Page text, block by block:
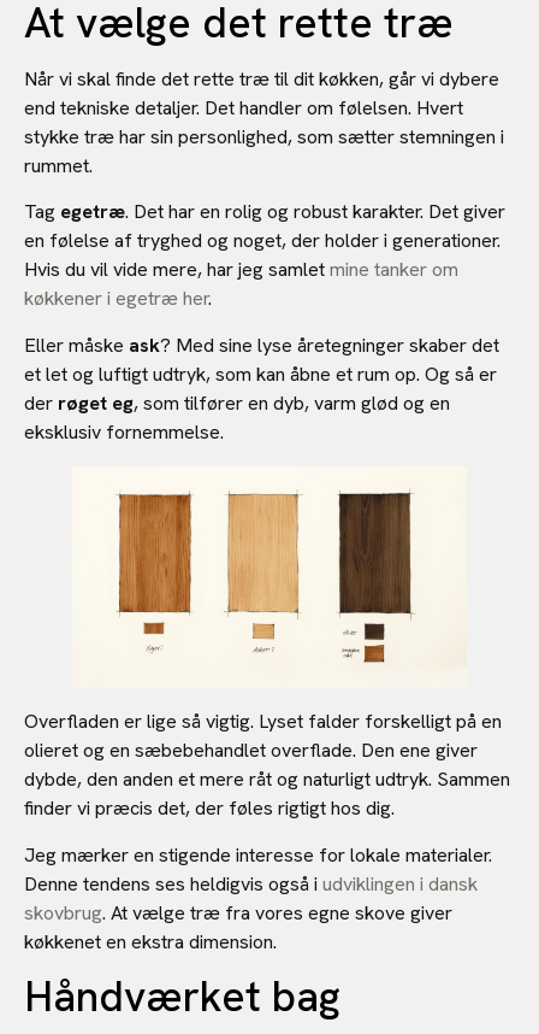
At vælge det rette træ
Når vi skal finde det rette træ til dit køkken, går vi dybere
end tekniske detaljer. Det handler om følelsen. Hvert
stykke træ har sin personlighed, som sætter stemningen i
rummet.
Tag egetræ. Det har en rolig og robust karakter. Det giver
en følelse af tryghed og noget, der holder i generationer.
Hvis du vil vide mere, har jeg samletmine tanker om
køkkener i egetræ her.
Eller måske ask? Med sine lyse åretegninger skaber det
et let og luftigt udtryk, som kan åbne et rum op. Og så er
der røget eg, som tilfører en dyb, varm glød og en
eksklusiv fornemmelse.
Overfladen er lige så vigtig. Lyset falder forskelligt på en
olieret og en sæbebehandlet overflade. Den ene giver
dybde, den anden et mere råt og naturligt udtryk. Sammen
finder vi præcis det, der føles rigtigt hos dig.
Jeg mærker en stigende interesse for lokale materialer.
Denne tendens ses heldigvis også i udviklingen i dansk
skovbrug. At vælge træ fra vores egne skove giver
køkkenet en ekstra dimension.
Håndværket bag